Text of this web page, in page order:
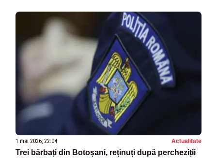
1 mai 2026, 22:04 Actualitate
Trei bărbați din Botoșani, reținuți după percheziții